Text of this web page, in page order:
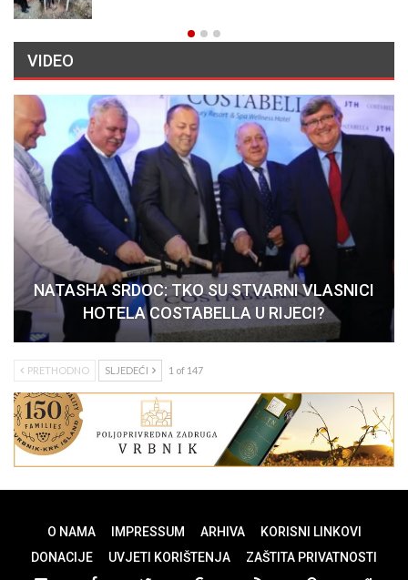
VIDEO
NATASHA SRDOC: TKO SU STVARNI VLASNICI
HOTELA COSTABELLA U RIJECI?
PRETHODNO SLJEDEĆI 1 of 147
O NAMA IMPRESSUM ARHIVA
KORISNI LINKOVI
DONACIJE
UVJETI KORIŠTENJA ZAŠTITA PRIVATNOSTI